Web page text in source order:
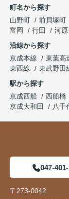
町名から探す
山野町
前貝塚町
富岡
行田
河
沿線から探す
京成本線
東葉高
東西線
東武野田
駅から探す
京成西船
西船橋
京成大和田
八千
047-
〒273-0042